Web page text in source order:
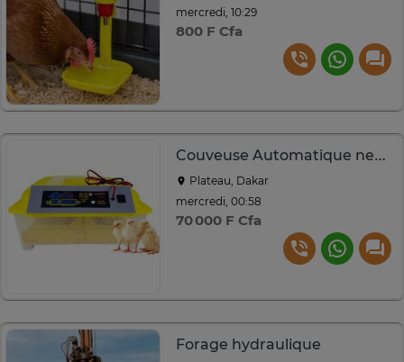
mercredi, 10:29
800 F Cfa
Couveuse Automatique neuve
Plateau, Dakar
mercredi, 00:58
70 000 F Cfa
Forage hydraulique